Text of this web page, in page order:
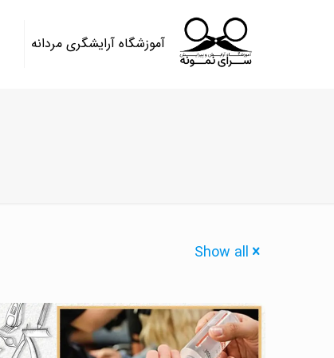
آموزشگاه آرایشگری مردانه
Show all